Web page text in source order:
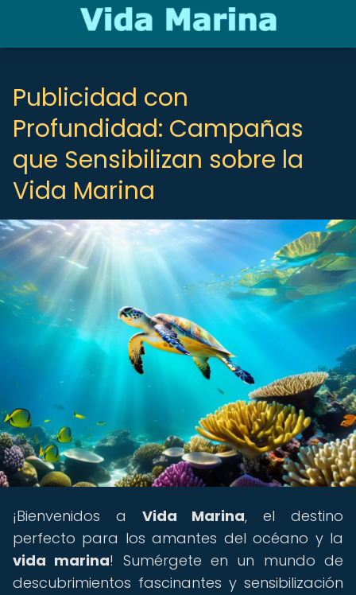
Publicidad con
Profundidad: Campañas
que Sensibilizan sobre la
Vida Marina
¡Bienvenidos a Vida Marina, el destino
perfecto para los amantes del océano y la
vida marina! Sumérgete en un mundo de
descubrimientos fascinantes y sensibilización